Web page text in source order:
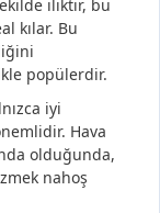
ılıktır, bu
kılar. Bu
popülerdir.
iyi
Hava
olduğunda,
nahoş